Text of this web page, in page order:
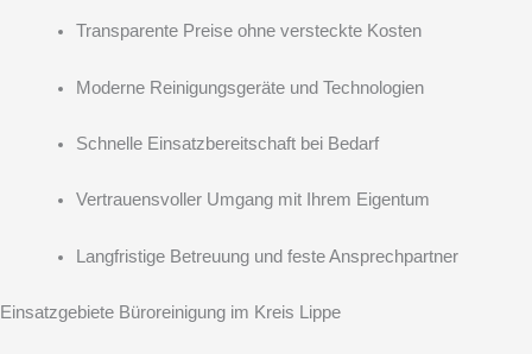
Transparente Preise ohne versteckte Kosten
Moderne Reinigungsgeräte und Technologien
Schnelle Einsatzbereitschaft bei Bedarf
Vertrauensvoller Umgang mit Ihrem Eigentum
Langfristige Betreuung und feste Ansprechpartner
Einsatzgebiete Büroreinigung im Kreis Lippe